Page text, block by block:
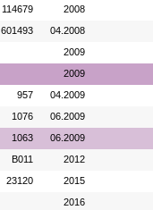
114679 2008
601493 04.2008
2009
2009
957 04.2009
1076 06.2009
1063 06.2009
B011 2012
23120 2015
2016